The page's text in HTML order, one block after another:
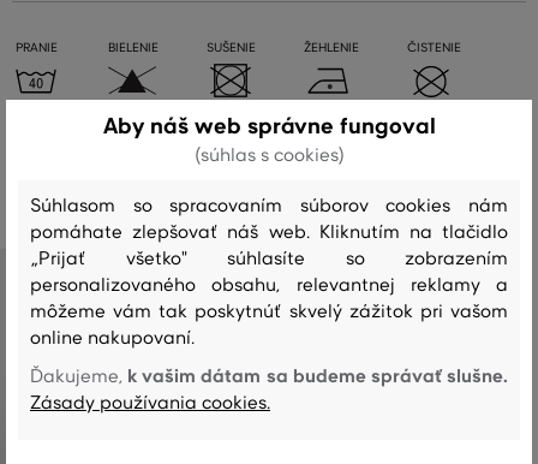
PRANIE BIELENIE SUŠENIE ŽEHLENIE ČISTENIE
Odporúčané produkty
Aby náš web správne fungoval
(súhlas s cookies)
Súhlasom so spracovaním súborov cookies nám
pomáhate zlepšovať náš web. Kliknutím na tlačidlo
„Prijať všetko" súhlasíte so zobrazením
personalizovaného obsahu, relevantnej reklamy a
môžeme vám tak poskytnúť skvelý zážitok pri vašom
online nakupovaní.
Ďakujeme, k vašim dátam sa budeme správať slušne.
Zásady používania cookies.